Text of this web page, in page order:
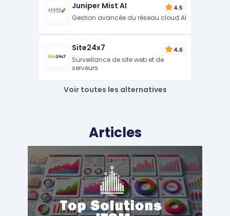
Juniper Mist AI 4.5
Gestion avancée du réseau cloud AI
Site24x7 4,6
Surveillance de site web et de
serveurs
Voir toutes les alternatives
Articles